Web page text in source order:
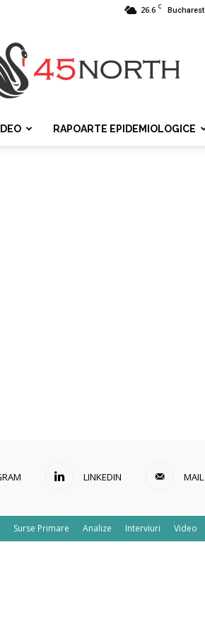
26.6 C Bucharest
RAPOARTE EPIDEMIOLOGICE
LINKEDIN MAIL
Surse Primare Analize Interviuri Video